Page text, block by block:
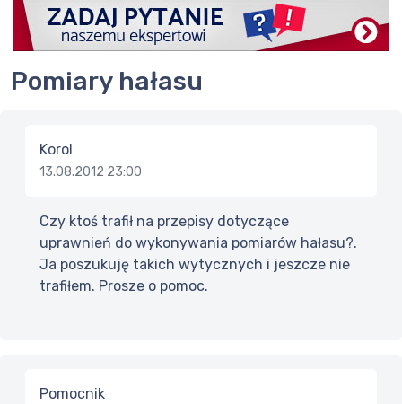
Pomiary hałasu
Korol
13.08.2012 23:00
Czy ktoś trafił na przepisy dotyczące
uprawnień do wykonywania pomiarów hałasu?.
Ja poszukuję takich wytycznych i jeszcze nie
trafiłem. Prosze o pomoc.
Pomocnik